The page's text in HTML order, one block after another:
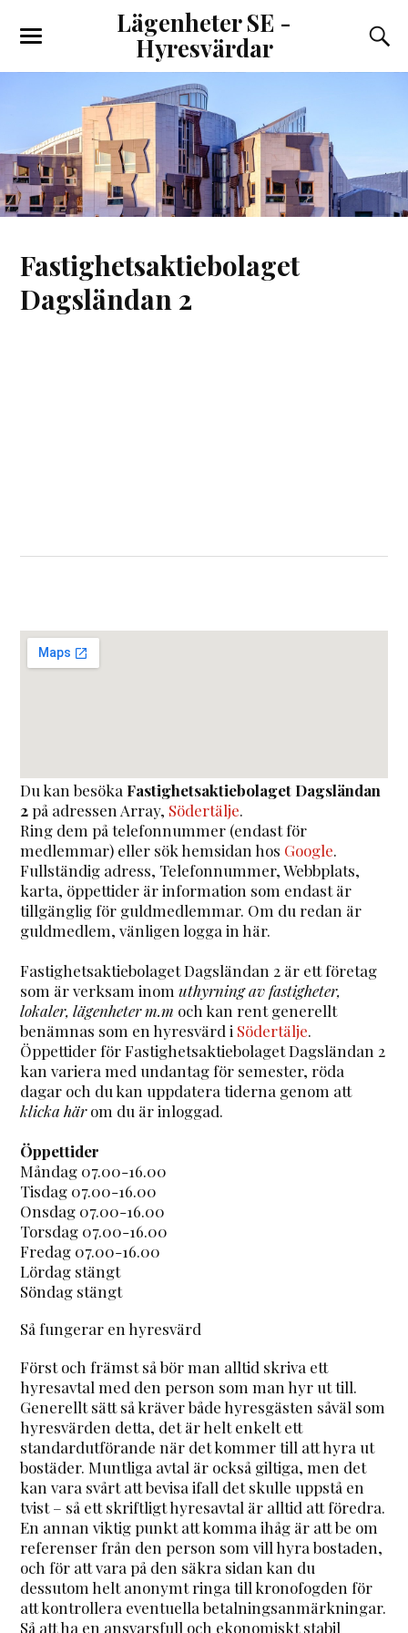
Lägenheter SE -
Hyresvärdar
Fastighetsaktiebolaget
Dagsländan 2
Du kan besökaFastighetsaktiebolaget Dagsländan
2på adressen Array, Södertälje.
Ring dem på telefonnummer (endast för
medlemmar) eller sök hemsidan hos Google.
Fullständig adress, Telefonnummer, Webbplats,
karta, öppettider är information som endast är
tillgänglig för guldmedlemmar. Om du redan är
guldmedlem, vänligen logga in här.
Fastighetsaktiebolaget Dagsländan 2 är ett företag
som är verksam inomuthyrning av fastigheter,
lokaler, lägenheter m.m och kan rent generellt
benämnas som en hyresvärd i Södertälje.
Öppettider för Fastighetsaktiebolaget Dagsländan 2
kan variera med undantag för semester, röda
dagar och du kan uppdatera tiderna genom att
klicka härom du är inloggad.
Öppettider
Måndag 07.00-16.00
Tisdag 07.00-16.00
Onsdag 07.00-16.00
Torsdag 07.00-16.00
Fredag 07.00-16.00
Lördag stängt
Söndag stängt
Så fungerar en hyresvärd
Först och främst så bör man alltid skriva ett
hyresavtal med den person som man hyr ut till.
Generellt sätt så kräver både hyresgästen såväl som
hyresvärden detta, det är helt enkelt ett
standardutförande när det kommer till att hyra ut
bostäder. Muntliga avtal är också giltiga, men det
kan vara svårt att bevisa ifall det skulle uppstå en
tvist – så ett skriftligt hyresavtal är alltid att föredra.
En annan viktig punkt att komma ihåg är att be om
referenser från den person som vill hyra bostaden,
och för att vara på den säkra sidan kan du
dessutom helt anonymt ringa till kronofogden för
att kontrollera eventuella betalningsanmärkningar.
Så att ha en ansvarsfull och ekonomiskt stabil